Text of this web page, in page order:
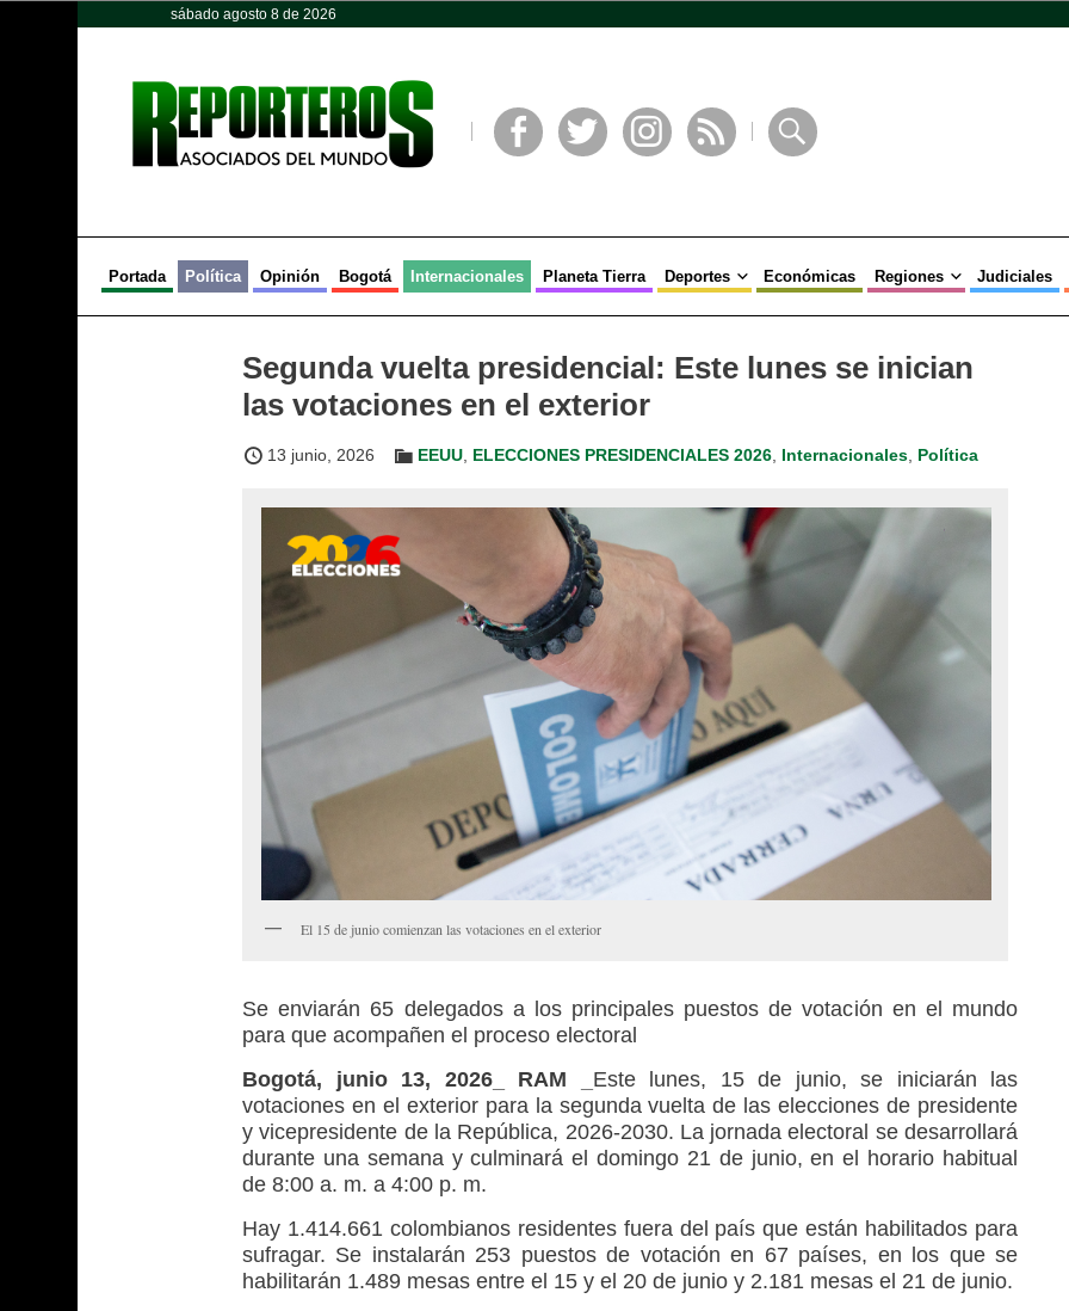
sábado agosto 8 de 2026
Portada Política Opinión Bogotá Internacionales Planeta Tierra Deportes Económicas Regiones Judiciales
Segunda vuelta presidencial: Este lunes se inician
las votaciones en el exterior
13 junio, 2026 EEUU ELECCIONES PRESIDENCIALES 2026 Internacionales Política
El 15 de junio comienzan las votaciones en el exterior
Se enviarán 65 delegados a los principales puestos de votación en el mundo
para que acompañen el proceso electoral
Bogotá, junio 13, 2026_ RAM _ Este lunes, 15 de junio, se iniciarán las
votaciones en el exterior para la segunda vuelta de las elecciones de presidente
y vicepresidente de la República, 2026-2030. La jornada electoral se desarrollará
durante una semana y culminará el domingo 21 de junio, en el horario habitual
de 8:00 a. m. a 4:00 p. m.
Hay 1.414.661 colombianos residentes fuera del país que están habilitados para
sufragar. Se instalarán 253 puestos de votación en 67 países, en los que se
habilitarán 1.489 mesas entre el 15 y el 20 de junio y 2.181 mesas el 21 de junio.
Opinión Política